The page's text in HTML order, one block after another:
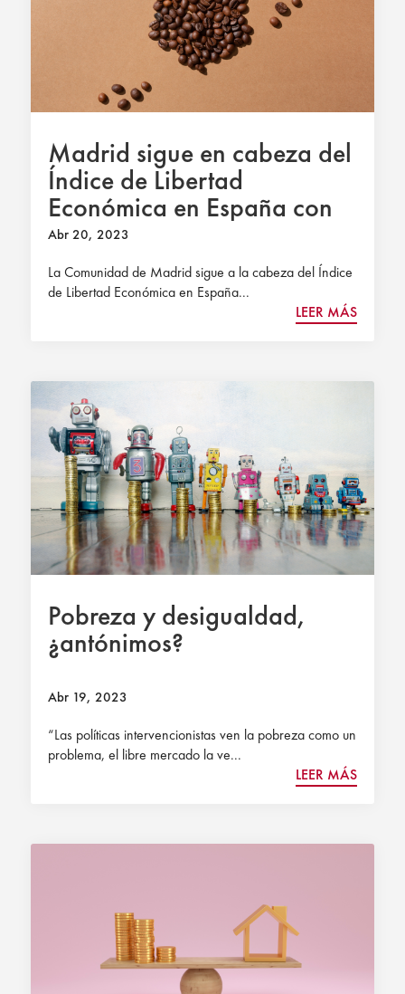
Madrid sigue en cabeza del
Índice de Libertad
Económica en España con
Extremadura en la cola
Abr 20, 2023
La Comunidad de Madrid sigue a la cabeza del Índice
de Libertad Económica en España...
LEER MÁS
Pobreza y desigualdad,
¿antónimos?
Abr 19, 2023
“Las políticas intervencionistas ven la pobreza como un
problema, el libre mercado la ve...
LEER MÁS